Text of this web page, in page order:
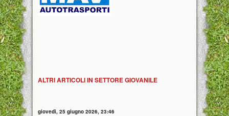
ALTRI ARTICOLI IN SETTORE GIOVANILE
giovedì, 25 giugno 2026, 23:46